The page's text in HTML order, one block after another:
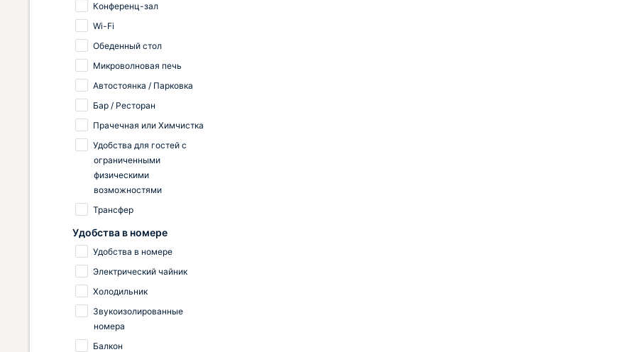
Конференц-зал
Wi-Fi
Обеденный стол
Микроволновая печь
Автостоянка / Парковка
Бар / Ресторан
Прачечная или Химчистка
Удобства для гостей с
ограниченными
физическими
возможностями
Трансфер
Удобства в номере
Удобства в номере
Электрический чайник
Холодильник
Звукоизолированные
номера
Балкон